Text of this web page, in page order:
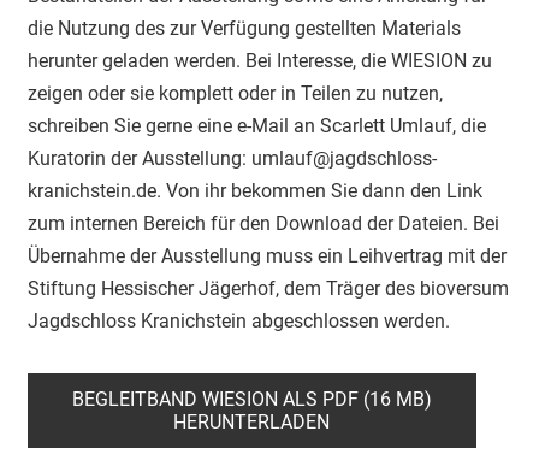
die Nutzung des zur Verfügung gestellten Materials
herunter geladen werden. Bei Interesse, die WIESION zu
zeigen oder sie komplett oder in Teilen zu nutzen,
schreiben Sie gerne eine e-Mail an Scarlett Umlauf, die
Kuratorin der Ausstellung: umlauf@jagdschloss-
kranichstein.de. Von ihr bekommen Sie dann den Link
zum internen Bereich für den Download der Dateien. Bei
Übernahme der Ausstellung muss ein Leihvertrag mit der
Stiftung Hessischer Jägerhof, dem Träger des bioversum
Jagdschloss Kranichstein abgeschlossen werden.
BEGLEITBAND WIESION ALS PDF (16 MB)
HERUNTERLADEN